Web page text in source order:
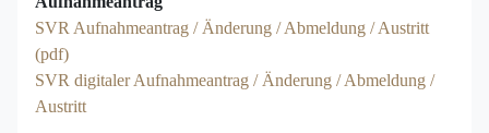
SVR Aufnahmeantrag / Änderung / Abmeldung / Austritt
(pdf)
SVR digitaler Aufnahmeantrag / Änderung / Abmeldung /
Austritt